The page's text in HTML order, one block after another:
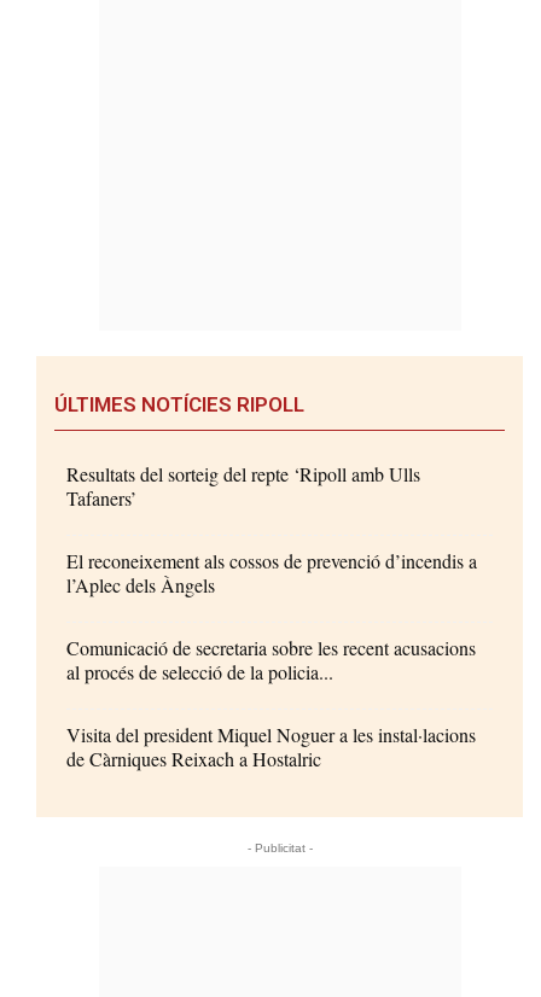
ÚLTIMES NOTÍCIES RIPOLL
Resultats del sorteig del repte ‘Ripoll amb Ulls
Tafaners’
El reconeixement als cossos de prevenció d’incendis a
l’Aplec dels Àngels
Comunicació de secretaria sobre les recent acusacions
al procés de selecció de la policia...
Visita del president Miquel Noguer a les instal·lacions
de Càrniques Reixach a Hostalric
- Publicitat -